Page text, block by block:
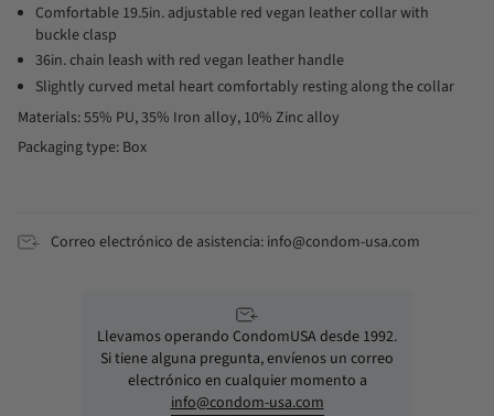
Comfortable 19.5in. adjustable red vegan leather collar with
buckle clasp
36in. chain leash with red vegan leather handle
Slightly curved metal heart comfortably resting along the collar
Materials: 55% PU, 35% Iron alloy, 10% Zinc alloy
Packaging type: Box
Correo electrónico de asistencia: info@condom-usa.com
Llevamos operando CondomUSA desde 1992.
Si tiene alguna pregunta, envíenos un correo
electrónico en cualquier momento a
info@condom-usa.com